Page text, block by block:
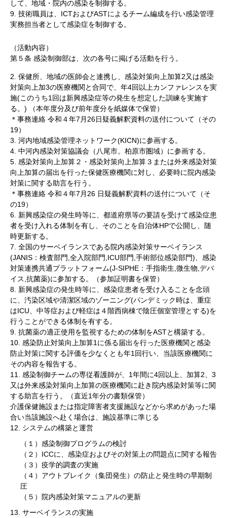
して、地域・院内の感染を制御する。
9. 技術職員は、ICTおよびASTによるチーム編成を行い感染管理
実務担当者として感染症を制御する。
（活動内容）
第５条 感染制御部は、次の各号に掲げる活動を行う。
2. 保健所、地域の医師会と連携し、感染対策向上加算2又は感染
対策向上加3の医療機関と合同で、年4回以上カンファレンスを実
施(このうち1回は新興感染症等の発生を想定した訓練を実施す
る。) （本年度分及び前年度分を紙媒体で保管）
＊事務連絡 令和４年7月26日疑義解釈資料の送付について（その
19）
3. 河内地域感染管理ネットワーク(KICN)に参画する。
4. 中河内感染対策協議会（八尾市。柏原市圏域）に参画する。
5. 感染対策向上加算２・感染対策向上加算３または外来感染対策
向上加算の届出を行った保健医療機関に対し、必要時に院内感染
対策に関する助言を行う。
＊事務連絡 令和４年7月26 日疑義解釈資料の送付について（そ
の19）
6. 新興感染症の発生時等に、都道府県等の要請を受けて感染症患
者を受け入れる体制を有し、そのことを自治体HPで公開し、随
時更新する。
7. 全国のサーベイランスである院内感染対策サーベイランス
(JANIS：検査部門,全入院部門,ICU部門,手術部位感染部門)、感染
対策連携共通プラットフォーム(J-SIPHE：手指衛生,微生物,デバ
イス,抗菌薬)に参加する。（参加証明書を保管）
8. 新興感染症の発生時等に、感染症患者を受け入ることを念頭
に、汚染区域や清潔区域のゾーニング(パンデミック時は、重症
はICU、中等症および軽症は４階西病棟で陰圧個室管理とする)を
行うことができる体制を有する。
9. 抗菌薬の適正使用を監視するための体制をASTと構築する。
10. 感染防止対策向上加算1に係る届出を行った医療機関と感染
防止対策に関する評価を少なくとも年1回行い、当該医療機関に
その内容を報告する。
11. 感染制御チームの専従看護師が、1年間に4回以上、加算2、3
又は外来感染対策向上加算の医療機関に赴き院内感染対策等に関
する助言を行う。（直近1年分の書類保管）
介護保健施設または指定障害者支援施設などから求めがあった場
合い当該施設へ赴く場合は、施設基準に準じる
12. システムの構築と運営
（１）感染制御プログラムの検討
（２）ICCに、感染症およびその対策上の問題点に関する報告
（３）疫学的調査の実施
（４）アウトブレイク（集団発生）の防止と発生時の早期制
圧
（５）院内感染対策マニュアルの更新
13. サーベイランスの実施